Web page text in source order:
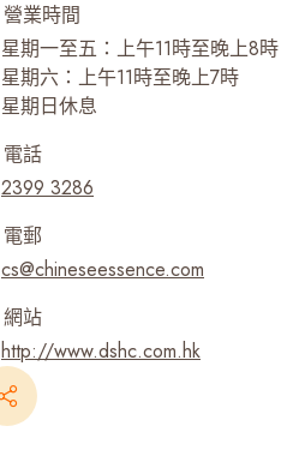
營業時間
星期一至五：上午11時至晚上8時
星期六：上午11時至晚上7時
星期日休息
電話
2399 3286
電郵
cs@chineseessence.com
網站
http://www.dshc.com.hk